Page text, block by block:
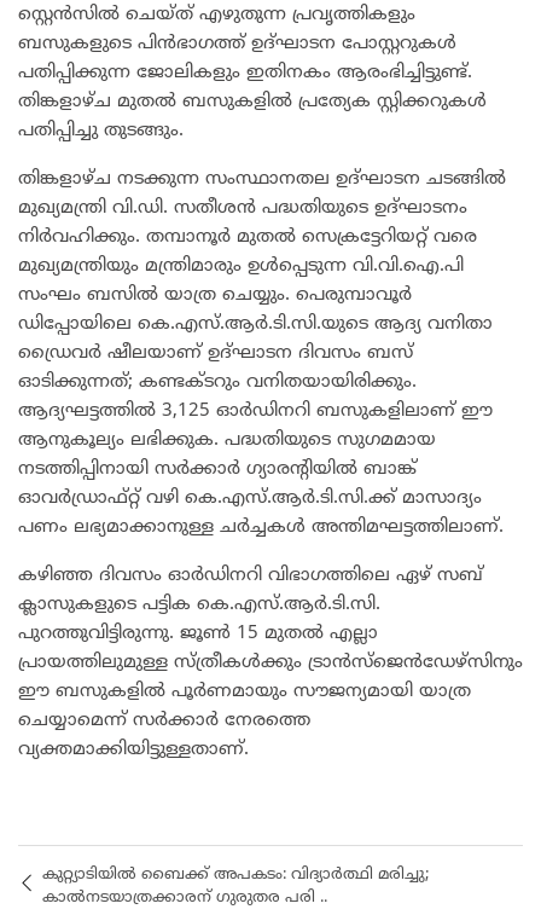
സ്റ്റെൻസിൽ ചെയ്ത് എഴുതുന്ന പ്രവൃത്തികളും
ബസുകളുടെ പിൻഭാഗത്ത് ഉദ്ഘാടന പോസ്റ്ററുകൾ
പതിപ്പിക്കുന്ന ജോലികളും ഇതിനകം ആരംഭിച്ചിട്ടുണ്ട്.
തിങ്കളാഴ്ച മുതൽ ബസുകളിൽ പ്രത്യേക സ്റ്റിക്കറുകൾ
പതിപ്പിച്ചു തുടങ്ങും.
​തിങ്കളാഴ്ച നടക്കുന്ന സംസ്ഥാനതല ഉദ്ഘാടന ചടങ്ങിൽ
മുഖ്യമന്ത്രി വി.ഡി. സതീശൻ പദ്ധതിയുടെ ഉദ്ഘാടനം
നിർവഹിക്കും. തമ്പാനൂർ മുതൽ സെക്രട്ടേറിയറ്റ് വരെ
മുഖ്യമന്ത്രിയും മന്ത്രിമാരും ഉൾപ്പെടുന്ന വി.വി.ഐ.പി
സംഘം ബസിൽ യാത്ര ചെയ്യും. പെരുമ്പാവൂർ
ഡിപ്പോയിലെ കെ.എസ്.ആർ.ടി.സി.യുടെ ആദ്യ വനിതാ
ഡ്രൈവർ ഷീലയാണ് ഉദ്ഘാടന ദിവസം ബസ്
ഓടിക്കുന്നത്; കണ്ടക്ടറും വനിതയായിരിക്കും.
ആദ്യഘട്ടത്തിൽ 3,125 ഓർഡിനറി ബസുകളിലാണ് ഈ
ആനുകൂല്യം ലഭിക്കുക. പദ്ധതിയുടെ സുഗമമായ
നടത്തിപ്പിനായി സർക്കാർ ഗ്യാരന്റിയിൽ ബാങ്ക്
ഓവർഡ്രാഫ്റ്റ് വഴി കെ.എസ്.ആർ.ടി.സി.ക്ക് മാസാദ്യം
പണം ലഭ്യമാക്കാനുള്ള ചർച്ചകൾ അന്തിമഘട്ടത്തിലാണ്.
​കഴിഞ്ഞ ദിവസം ഓർഡിനറി വിഭാഗത്തിലെ ഏഴ് സബ്
ക്ലാസുകളുടെ പട്ടിക കെ.എസ്.ആർ.ടി.സി.
പുറത്തുവിട്ടിരുന്നു. ജൂൺ 15 മുതൽ എല്ലാ
പ്രായത്തിലുമുള്ള സ്ത്രീകൾക്കും ട്രാൻസ്ജെൻഡേഴ്സിനും
ഈ ബസുകളിൽ പൂർണമായും സൗജന്യമായി യാത്ര
ചെയ്യാമെന്ന് സർക്കാർ നേരത്തെ
വ്യക്തമാക്കിയിട്ടുള്ളതാണ്.
കുറ്റ്യാടിയിൽ ബൈക്ക് അപകടം: വിദ്യാർത്ഥി മരിച്ചു;
കാൽനടയാത്രക്കാരന് ഗുരുതര പരി ..